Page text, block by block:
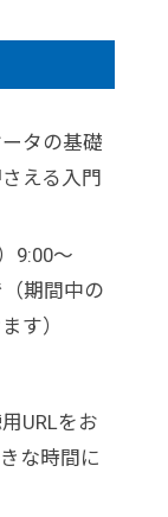
タの基礎
える入門
9:00～
期間中の
す）
URLをお
な時間に